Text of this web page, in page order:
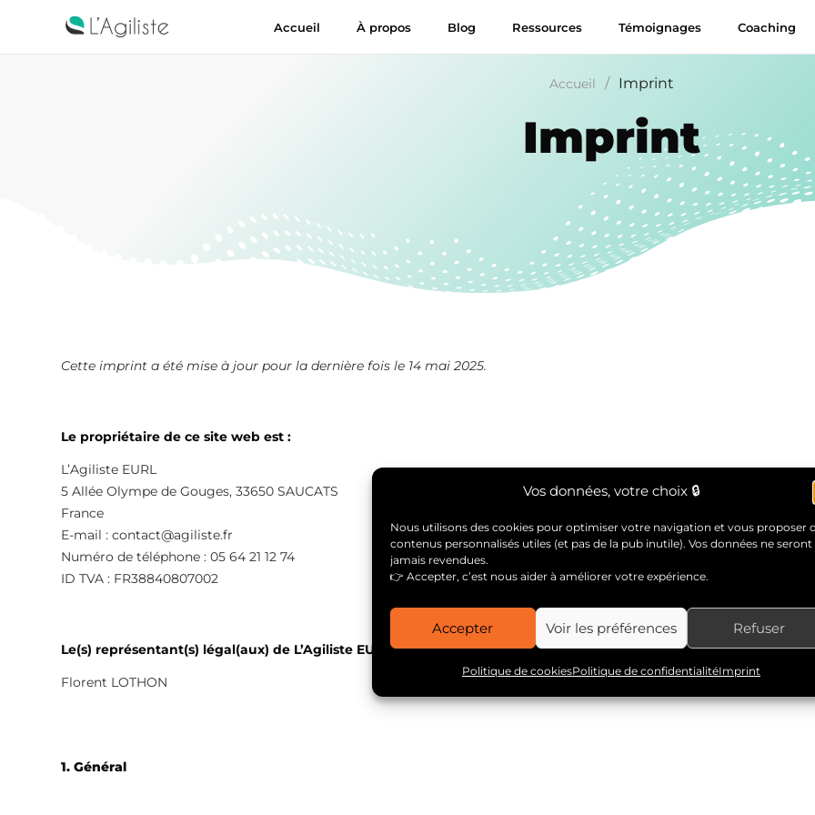
Vos données, votre choix 🔒
Nous utilisons des cookies pour optimiser votre navigation et vous proposer
contenus personnalisés utiles (et pas de la pub inutile). Vos données ne seront
jamais revendues.
👉 Accepter, c’est nous aider à améliorer votre expérience.
Accepter Refuser
Voir les préférences
Politique de cookiesPolitique de confidentialitéImprint
Accueil À propos Blog Ressources Témoignages Coaching
Accueil / Imprint
Imprint
Cette imprint a été mise à jour pour la dernière fois le 14 mai 2025.
Le propriétaire de ce site web est :
L’Agiliste EURL
5 Allée Olympe de Gouges, 33650 SAUCATS
France
E-mail : contact@agiliste.fr
Numéro de téléphone : 05 64 21 12 74
ID TVA : FR38840807002
Le(s) représentant(s) légal(aux) de L’Agiliste EURL :
Florent LOTHON
1. Général